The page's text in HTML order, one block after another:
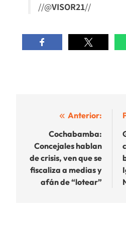
//@VISOR21//
Navegación
entradas
Anterior:
Cochabamba:
Concejales hablan
de crisis, ven que se
fiscaliza a medias y
afán de “lotear”